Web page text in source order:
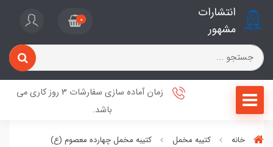
انتشارات
مشهور
0
زمان آماده سازی سفارشات 3 روز کاری می
باشد.
خانه کتیبه مخمل
کتیبه مخمل چهارده معصوم (ع)